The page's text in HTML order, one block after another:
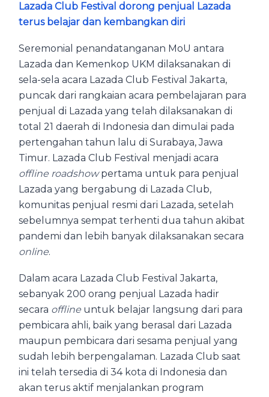
Lazada Club Festival dorong penjual Lazada
terus belajar dan kembangkan diri
Seremonial penandatanganan MoU antara
Lazada dan Kemenkop UKM dilaksanakan di
sela-sela acara Lazada Club Festival Jakarta,
puncak dari rangkaian acara pembelajaran para
penjual di Lazada yang telah dilaksanakan di
total 21 daerah di Indonesia dan dimulai pada
pertengahan tahun lalu di Surabaya, Jawa
Timur. Lazada Club Festival menjadi acara
offline roadshowpertama untuk para penjual
Lazada yang bergabung di Lazada Club,
komunitas penjual resmi dari Lazada, setelah
sebelumnya sempat terhenti dua tahun akibat
pandemi dan lebih banyak dilaksanakan secara
online.
Dalam acara Lazada Club Festival Jakarta,
sebanyak 200 orang penjual Lazada hadir
secara offline untuk belajar langsung dari para
pembicara ahli, baik yang berasal dari Lazada
maupun pembicara dari sesama penjual yang
sudah lebih berpengalaman. Lazada Club saat
ini telah tersedia di 34 kota di Indonesia dan
akan terus aktif menjalankan program